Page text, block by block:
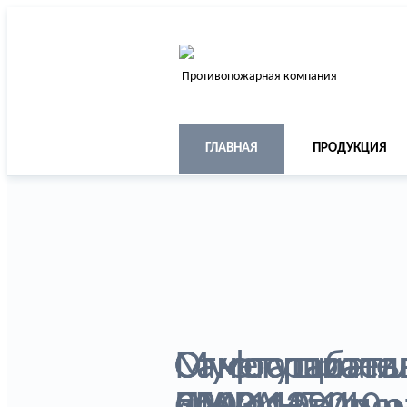
Противопожарная компания
ГЛАВНАЯ ПРОДУКЦИЯ
Муфта